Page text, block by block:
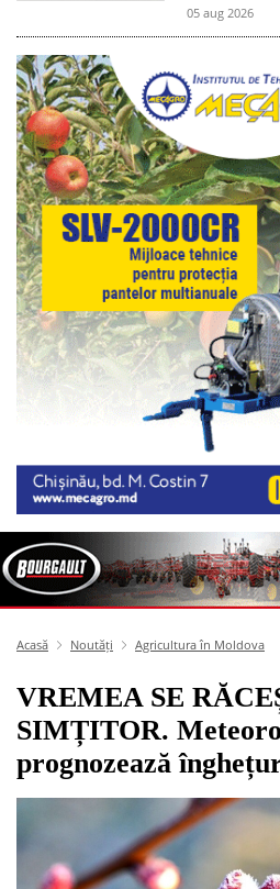
05 aug 2026
Acasă Noutăți Agricultura în Moldova
VREMEA SE
SIMȚITOR.
prognozează